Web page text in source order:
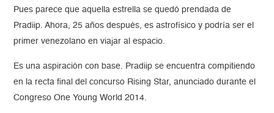
Pues parece que aquella estrella se quedó prendada de
Pradiip. Ahora, 25 años después, es astrofísico y podría ser el
primer venezolano en viajar al espacio.
Es una aspiración con base. Pradiip se encuentra compitiendo
en la recta final del concurso Rising Star, anunciado durante el
Congreso One Young World 2014.